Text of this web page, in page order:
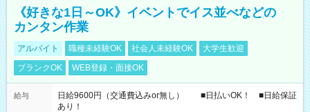
《好きな1日～OK》イベントでイス並べなどの
カンタン作業
アルバイト 職種未経験OK 社会人未経験OK
大学生歓迎
ブランクOK
WEB登録・面接OK
給与
日給9600円（交通費込みor無し） ■日払いOK！ ■日給保証
あり！